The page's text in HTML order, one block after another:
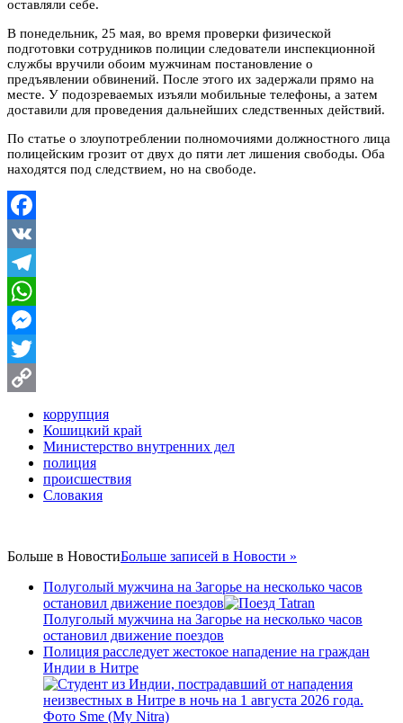
оставляли себе.
В понедельник, 25 мая, во время проверки физической
подготовки сотрудников полиции следователи инспекционной
службы вручили обоим мужчинам постановление о
предъявлении обвинений. После этого их задержали прямо на
месте. У подозреваемых изъяли мобильные телефоны, а затем
доставили для проведения дальнейших следственных действий.
По статье о злоупотреблении полномочиями должностного лица
полицейским грозит от двух до пяти лет лишения свободы. Оба
находятся под следствием, но на свободе.
Facebook
VK
Telegram
WhatsApp
Messenger
Twitter
Link
коррупция
Кошицкий край
Министерство внутренних дел
полиция
происшествия
Словакия
Больше в НовостиБольше записей в Новости »
Полуголый мужчина на Загорье на несколько часов
остановил движение поездов
Полуголый мужчина на Загорье на несколько часов
остановил движение поездов
Полиция расследует жестокое нападение на граждан
Индии в Нитре